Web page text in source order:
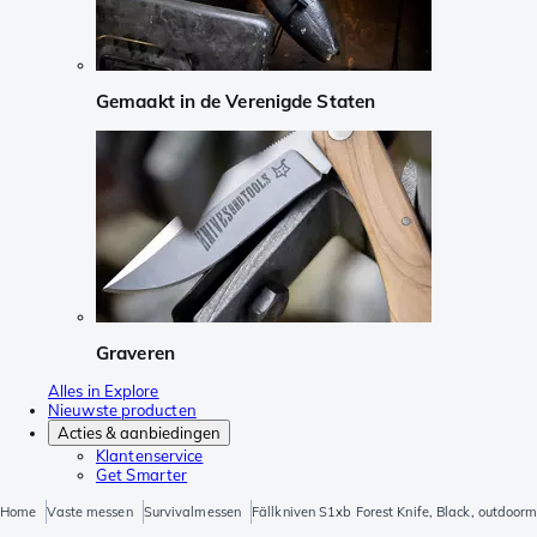
Gemaakt in de Verenigde Staten
Graveren
Alles in Explore
Nieuwste producten
Acties & aanbiedingen
Klantenservice
Get Smarter
Home Vaste messen Survivalmessen Fällkniven S1xb Forest Knife, Black,